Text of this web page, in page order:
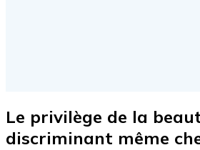
Le privilège de la
discriminant même